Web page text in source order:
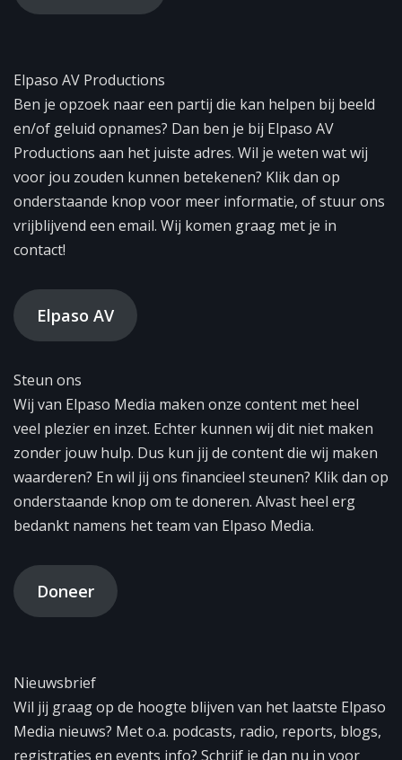
Elpaso AV Productions
Ben je opzoek naar een partij die kan helpen bij beeld
en/of geluid opnames? Dan ben je bij Elpaso AV
Productions aan het juiste adres. Wil je weten wat wij
voor jou zouden kunnen betekenen? Klik dan op
onderstaande knop voor meer informatie, of stuur ons
vrijblijvend een email. Wij komen graag met je in
contact!
Elpaso AV
Steun ons
Wij van Elpaso Media maken onze content met heel
veel plezier en inzet. Echter kunnen wij dit niet maken
zonder jouw hulp. Dus kun jij de content die wij maken
waarderen? En wil jij ons financieel steunen? Klik dan op
onderstaande knop om te doneren. Alvast heel erg
bedankt namens het team van Elpaso Media.
Doneer
Nieuwsbrief
Wil jij graag op de hoogte blijven van het laatste Elpaso
Media nieuws? Met o.a. podcasts, radio, reports, blogs,
registraties en events info? Schrijf je dan nu in voor